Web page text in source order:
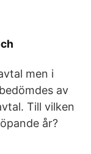
men i
av
Till vilken
år?